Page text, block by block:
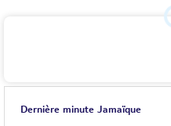
Dernière minute Jamaïque